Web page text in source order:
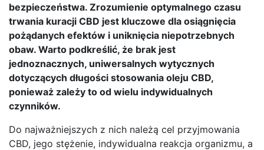
bezpieczeństwa. Zrozumienie optymalnego czasu
trwania kuracji CBD jest kluczowe dla osiągnięcia
pożądanych efektów i uniknięcia niepotrzebnych
obaw. Warto podkreślić, że brak jest
jednoznacznych, uniwersalnych wytycznych
dotyczących długości stosowania oleju CBD,
ponieważ zależy to od wielu indywidualnych
czynników.
Do najważniejszych z nich należą cel przyjmowania
CBD, jego stężenie, indywidualna reakcja organizmu, a